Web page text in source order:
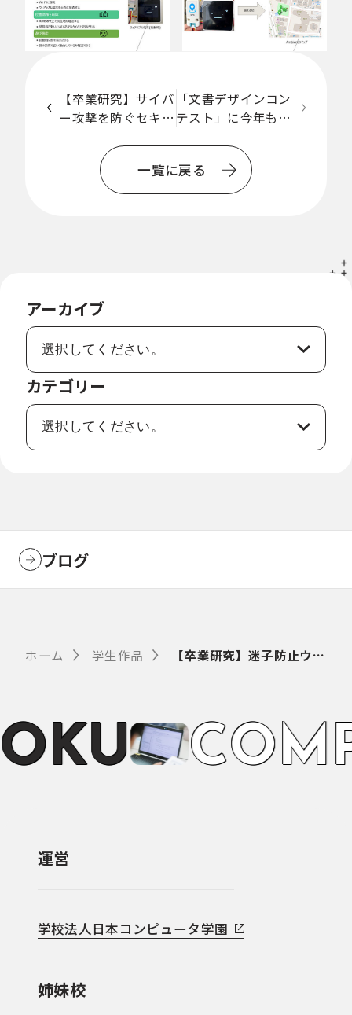
【卒業研究】サイバ
ー攻撃を防ぐセキュ
IPsec-VPN実装と、
認証方式の比較
「文書デザインコン
テスト」に今年も入
一
覧
に
戻
一覧に戻る
アーカイブ
カテゴリー
ブログ
ホーム 学生作品 【卒業研究】迷子防止ウェアラブル端末
KU COM
運営
学校法人日本コンピュータ学園
姉妹校